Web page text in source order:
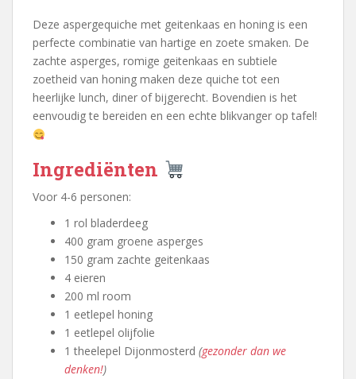
Deze aspergequiche met geitenkaas en honing is een
perfecte combinatie van hartige en zoete smaken. De
zachte asperges, romige geitenkaas en subtiele
zoetheid van honing maken deze quiche tot een
heerlijke lunch, diner of bijgerecht. Bovendien is het
eenvoudig te bereiden en een echte blikvanger op tafel!
Ingrediënten
Voor 4-6 personen:
1 rol bladerdeeg
400 gram groene asperges
150 gram zachte geitenkaas
4 eieren
200 ml room
1 eetlepel honing
1 eetlepel olijfolie
1 theelepel Dijonmosterd (gezonder dan we
denken!)